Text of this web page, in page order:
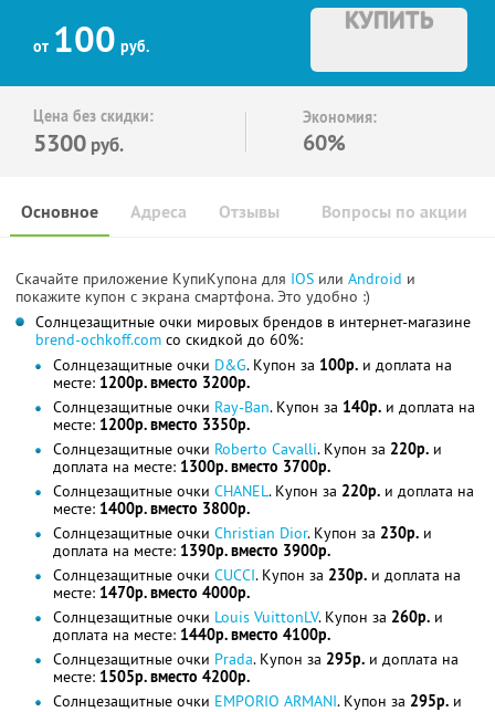
от 100 руб.
КУПИТЬ
Цена без скидки:
5300 руб.
Экономия:
60%
Основное Отзывы Вопросы по акции
Адреса
Скачайте приложение КупиКупона для IOS или Android и
покажите купон с экрана смартфона. Это удобно :)
Солнцезащитные очки мировых брендов в интернет-магазине
brend-ochkoff.com со скидкой до 60%:
Солнцезащитные очки D&G. Купон за 100р. и доплата на
месте: 1200р. вместо 3200р.
Солнцезащитные очки Ray-Ban. Купон за 140р. и доплата на
месте: 1200р. вместо 3350р.
Солнцезащитные очки Roberto Cavalli. Купон за 220р. и
доплата на месте: 1300р. вместо 3700р.
Солнцезащитные очки CHANEL. Купон за 220р. и доплата на
месте: 1400р. вместо 3800р.
Солнцезащитные очки Christian Dior. Купон за 230р. и
доплата на месте: 1390р. вместо 3900р.
Солнцезащитные очки CUCCI. Купон за 230р. и доплата на
месте: 1470р. вместо 4000р.
Солнцезащитные очки Louis VuittonLV. Купон за 260р. и
доплата на месте: 1440р. вместо 4100р.
Солнцезащитные очки Prada. Купон за 295р. и доплата на
месте: 1505р. вместо 4200р.
Солнцезащитные очки EMPORIO ARMANI. Купон за 295р. и